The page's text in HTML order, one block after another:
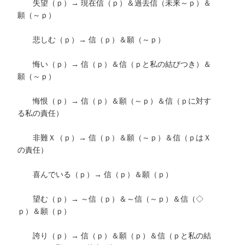
失望（ｐ）→ 現在信（ｐ）＆過去信（未来～ｐ）＆
願（～ｐ）
悲しむ（ｐ）→ 信（ｐ）＆願（～ｐ）
悔い（ｐ）→ 信（ｐ）＆信（ｐと私の結びつき）＆
願（～ｐ）
悔恨（ｐ）→ 信（ｐ）＆願（～ｐ）＆信（ｐに対す
る私の責任）
非難Ｘ（ｐ）→ 信（ｐ）＆願（～ｐ）＆信（ｐはＸ
の責任）
喜んでいる（ｐ）→ 信（ｐ）＆願（ｐ）
望む（ｐ）→ ～信（ｐ）＆～信（～ｐ）＆信（◇
ｐ）＆願（ｐ）
誇り（ｐ）→ 信（ｐ）＆願（ｐ）＆信（ｐと私の結